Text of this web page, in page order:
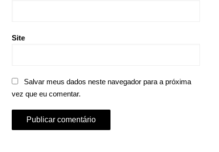
Site
Salvar meus dados neste navegador para a próxima
vez que eu comentar.